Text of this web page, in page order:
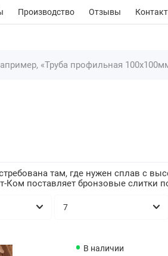
Производство Отзывы
там, где нужен сплав с
Ком поставляет бронзовые слитки
В наличии